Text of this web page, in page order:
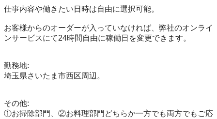
仕事内容や働きたい日時は自由に選択可能。
お客様からのオーダーが入っていなければ、弊社のオンライ
ンサービスにて24時間自由に稼働日を変更できます。
勤務地:
埼玉県さいたま市西区周辺。
その他:
①お掃除部門、②お料理部門どちらか一方でも両方でもご応